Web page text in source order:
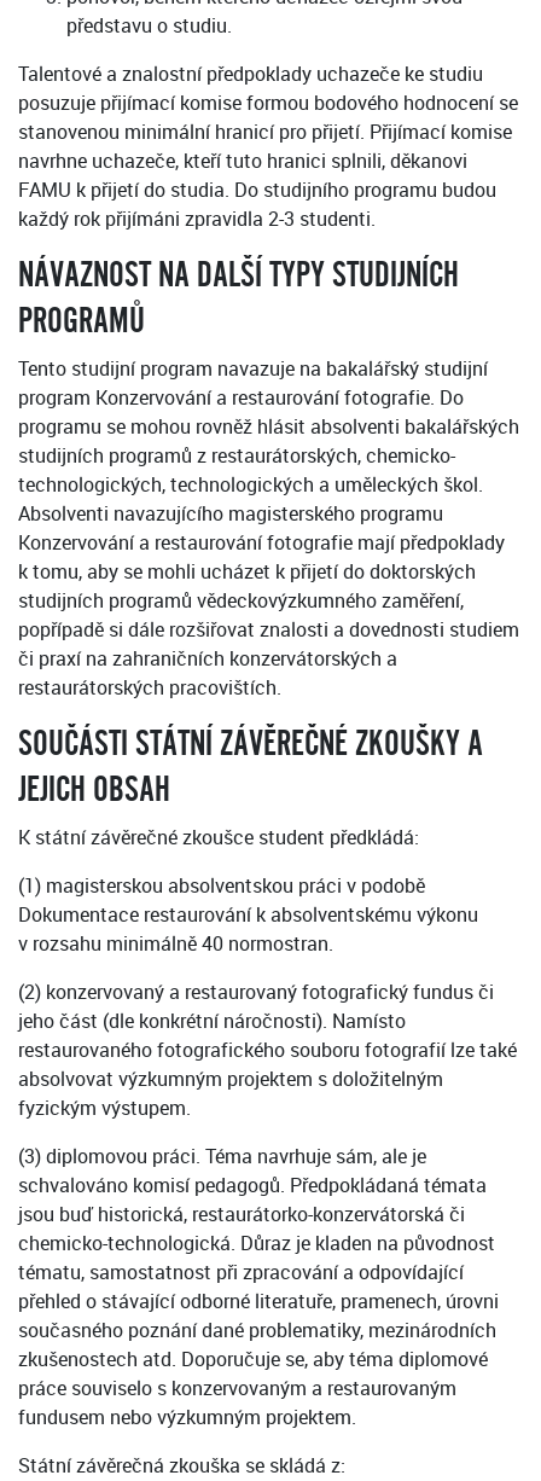
představu o studiu.
Talentové a znalostní předpoklady uchazeče ke studiu
posuzuje přijímací komise formou bodového hodnocení se
stanovenou minimální hranicí pro přijetí. Přijímací komise
navrhne uchazeče, kteří tuto hranici splnili, děkanovi
FAMU k přijetí do studia. Do studijního programu budou
každý rok přijímáni zpravidla 2-3 studenti.
NÁVAZNOST NA DALŠÍ TYPY STUDIJNÍCH
PROGRAMŮ
Tento studijní program navazuje na bakalářský studijní
program Konzervování a restaurování fotografie. Do
programu se mohou rovněž hlásit absolventi bakalářských
studijních programů z restaurátorských, chemicko-
technologických, technologických a uměleckých škol.
Absolventi navazujícího magisterského programu
Konzervování a restaurování fotografie mají předpoklady
k tomu, aby se mohli ucházet k přijetí do doktorských
studijních programů vědeckovýzkumného zaměření,
popřípadě si dále rozšiřovat znalosti a dovednosti studiem
či praxí na zahraničních konzervátorských a
restaurátorských pracovištích.
SOUČÁSTI STÁTNÍ ZÁVĚREČNÉ ZKOUŠKY A
JEJICH OBSAH
K státní závěrečné zkoušce student předkládá:
(1) magisterskou absolventskou práci v podobě
Dokumentace restaurování k absolventskému výkonu
v rozsahu minimálně 40 normostran.
(2) konzervovaný a restaurovaný fotografický fundus či
jeho část (dle konkrétní náročnosti). Namísto
restaurovaného fotografického souboru fotografií lze také
absolvovat výzkumným projektem s doložitelným
fyzickým výstupem.
(3) diplomovou práci. Téma navrhuje sám, ale je
schvalováno komisí pedagogů. Předpokládaná témata
jsou buď historická, restaurátorko-konzervátorská či
chemicko-technologická. Důraz je kladen na původnost
tématu, samostatnost při zpracování a odpovídající
přehled o stávající odborné literatuře, pramenech, úrovni
současného poznání dané problematiky, mezinárodních
zkušenostech atd. Doporučuje se, aby téma diplomové
práce souviselo s konzervovaným a restaurovaným
fundusem nebo výzkumným projektem.
Státní závěrečná zkouška se skládá z: